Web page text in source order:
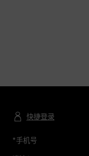
快捷登录
*手机号